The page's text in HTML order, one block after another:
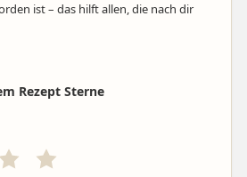
ist – das hilft allen, die nach dir
Rezept Sterne